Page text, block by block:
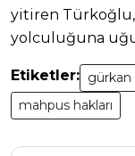
yitiren
yolculuğuna
Etiketler:
mahpus hakları